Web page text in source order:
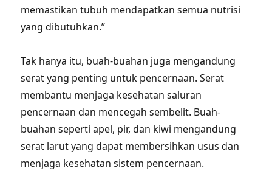
memastikan tubuh mendapatkan semua nutrisi
yang dibutuhkan.”
Tak hanya itu, buah-buahan juga mengandung
serat yang penting untuk pencernaan. Serat
membantu menjaga kesehatan saluran
pencernaan dan mencegah sembelit. Buah-
buahan seperti apel, pir, dan kiwi mengandung
serat larut yang dapat membersihkan usus dan
menjaga kesehatan sistem pencernaan.